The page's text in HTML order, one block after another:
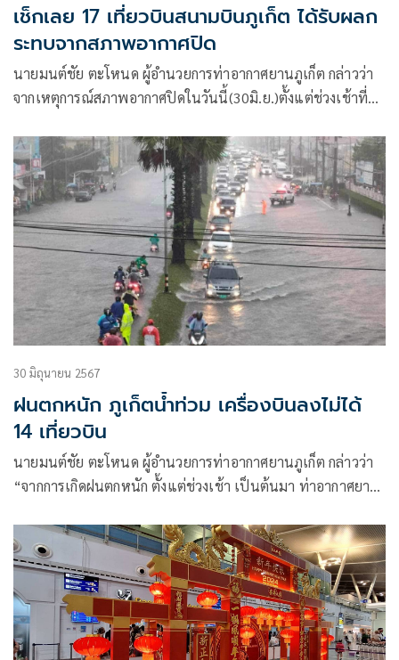
เช็กเลย 17 เที่ยวบินสนามบินภูเก็ต ได้รับผลก
ระทบจากสภาพอากาศปิด
นายมนต์ชัย ตะโหนด ผู้อำนวยการท่าอากาศยานภูเก็ต กล่าวว่า
จากเหตุการณ์สภาพอากาศปิดในวันนี้(30มิ.ย.)ตั้งแต่ช่วงเช้าที่
ทบนั้น
30 มิถุนายน 2567
ฝนตกหนัก ภูเก็ตน้ำท่วม เครื่องบินลงไม่ได้
14 เที่ยวบิน
นายมนต์ชัย ตะโหนด ผู้อำนวยการท่าอากาศยานภูเก็ต กล่าวว่า
“จากการเกิดฝนตกหนัก ตั้งแต่ช่วงเช้า เป็นต้นมา ท่าอากาศยาน